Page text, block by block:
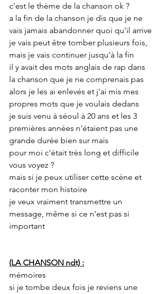
c'est le thème de la chanson ok ?
a la fin de la chanson je dis que je ne
vais jamais abandonner quoi qu'il arrive
je vais peut être tomber plusieurs fois,
mais je vais continuer jusqu'à la fin
il y avait des mots anglais de rap dans
la chanson que je ne comprenais pas
alors je les ai enlevés et j'ai mis mes
propres mots que je voulais dedans
je suis venu à séoul à 20 ans et les 3
premières années n'étaient pas une
grande durée bien sur mais
pour moi c'était très long et difficile
vous voyez ?
mais si je peux utiliser cette scène et
raconter mon histoire
je veux vraiment transmettre un
message, même si ce n'est pas si
important
(LA CHANSON ndt) :
mémoires
si je tombe deux fois je reviens une